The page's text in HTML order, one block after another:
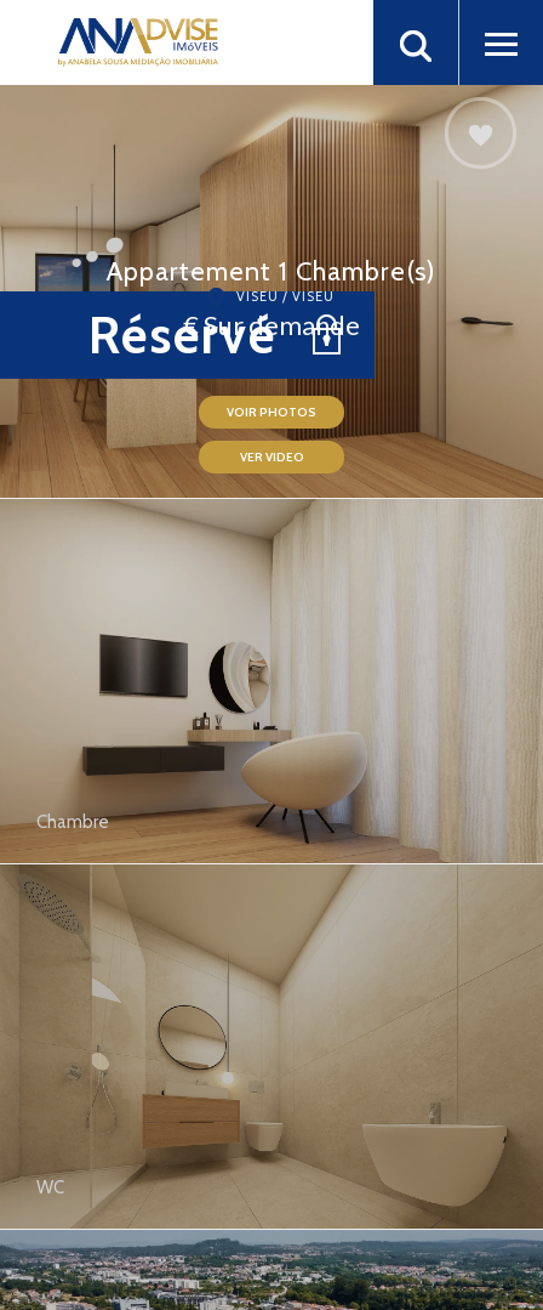
VOIR PHOTOS
VER VIDEO
Réservé
Appartement 1 Chambre(s)
VISEU / VISEU
€ Sur demande
Chambre
WC